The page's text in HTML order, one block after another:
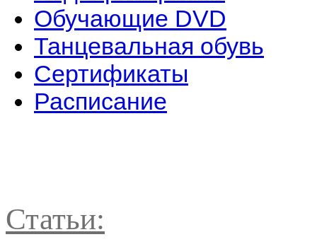
Обучающие DVD
Танцевальная обувь
Сертификаты
Расписание
Статьи: